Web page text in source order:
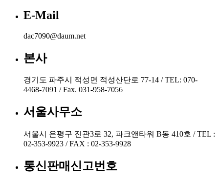
E-Mail
dac7090@daum.net
본사
경기도 파주시 적성면 적성산단로 77-14 / TEL: 070-
4468-7091 / Fax. 031-958-7056
서울사무소
서울시 은평구 진관3로 32, 파크앤타워 B동 410호 / TEL :
02-353-9923 / FAX : 02-353-9928
통신판매신고번호